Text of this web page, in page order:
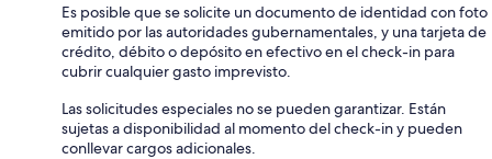
Es posible que se solicite un documento de identidad con foto
emitido por las autoridades gubernamentales, y una tarjeta de
crédito, débito o depósito en efectivo en el check-in para
cubrir cualquier gasto imprevisto.
Las solicitudes especiales no se pueden garantizar. Están
sujetas a disponibilidad al momento del check-in y pueden
conllevar cargos adicionales.